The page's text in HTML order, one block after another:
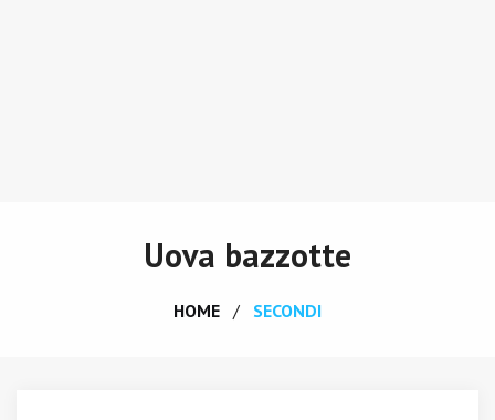
Uova bazzotte
HOME SECONDI